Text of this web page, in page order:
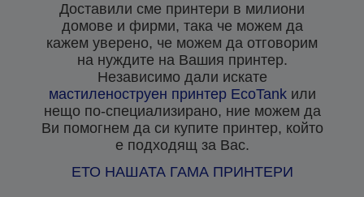
Доставили сме принтери в милиони
домове и фирми, така че можем да
кажем уверено, че можем да отговорим
на нуждите на Вашия принтер.
Независимо дали искате
мастиленоструен принтер EcoTankили
нещо по-специализирано, ние можем да
Ви помогнем да си купите принтер, който
е подходящ за Вас.
ЕТО НАШАТА ГАМА ПРИНТЕРИ